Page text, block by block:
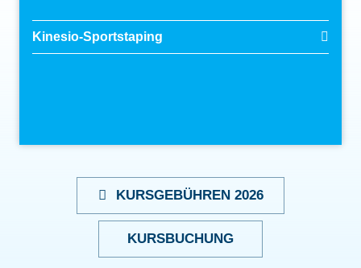
Kinesio-Sportstaping
KURSGEBÜHREN 2026
KURSBUCHUNG